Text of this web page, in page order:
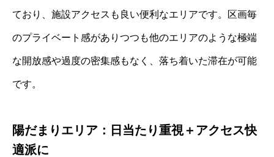
ており、施設アクセスも良い便利なエリアです。区画毎
のプライベート感がありつつも他のエリアのような極端
な開放感や過度の密集感もなく、落ち着いた滞在が可能
です。
陽だまりエリア：日当たり重視＋アクセス快
適派に